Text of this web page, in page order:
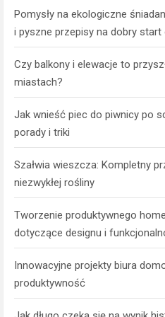
Pomysły na ekologiczne
i pyszne przepisy na dobry start
Czy balkony i elewacje to
miastach?
Jak wnieść piec do piwnicy po
porady i triki
Szałwia wieszcza: Kompletny
niezwykłej rośliny
Tworzenie produktywnego
dotyczące designu i
Innowacyjne projekty biura
produktywność